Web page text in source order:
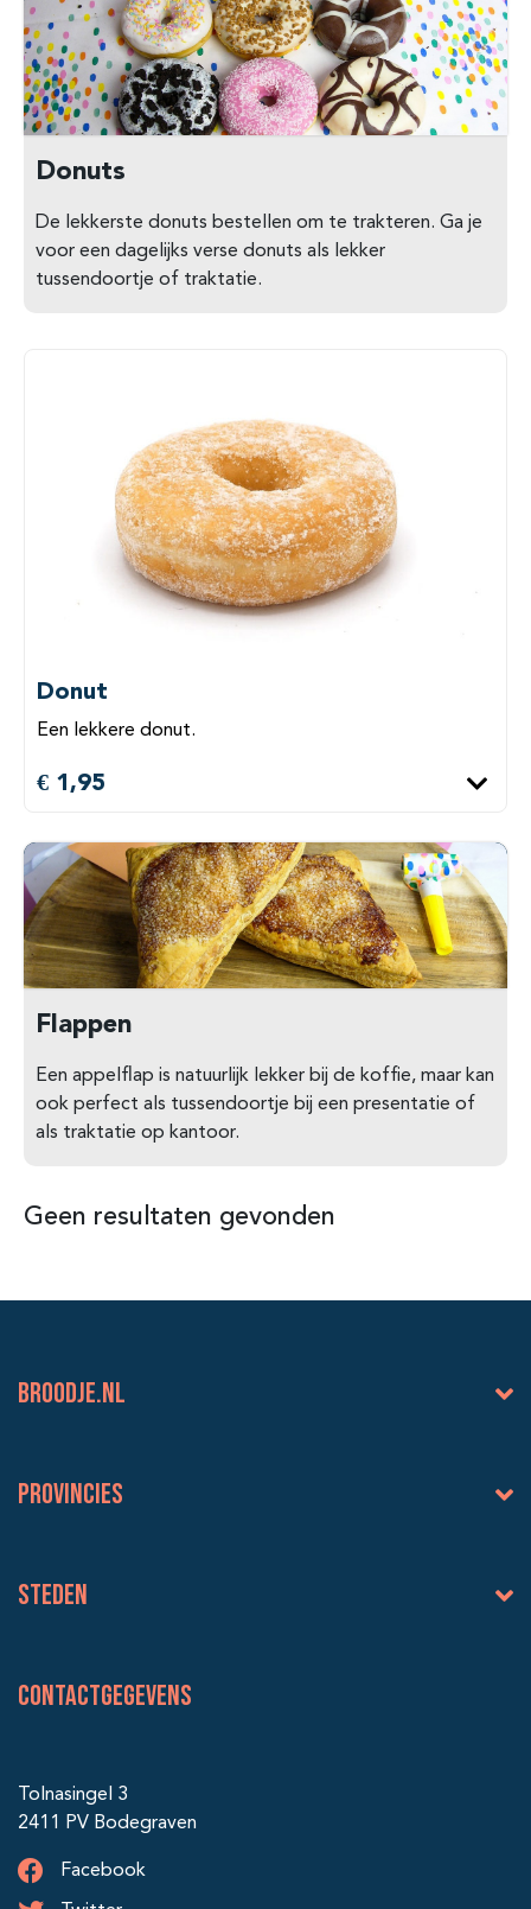
Donuts
De lekkerste donuts bestellen om te trakteren. Ga je
voor een dagelijks verse donuts als lekker
tussendoortje of traktatie.
Donut
Een lekkere donut.
€ 1,95
Flappen
Een appelflap is natuurlijk lekker bij de koffie, maar kan
ook perfect als tussendoortje bij een presentatie of
als traktatie op kantoor.
Geen resultaten gevonden
BROODJE.NL
Provincies
Steden
Contactgegevens
Tolnasingel 3
2411 PV Bodegraven
Facebook